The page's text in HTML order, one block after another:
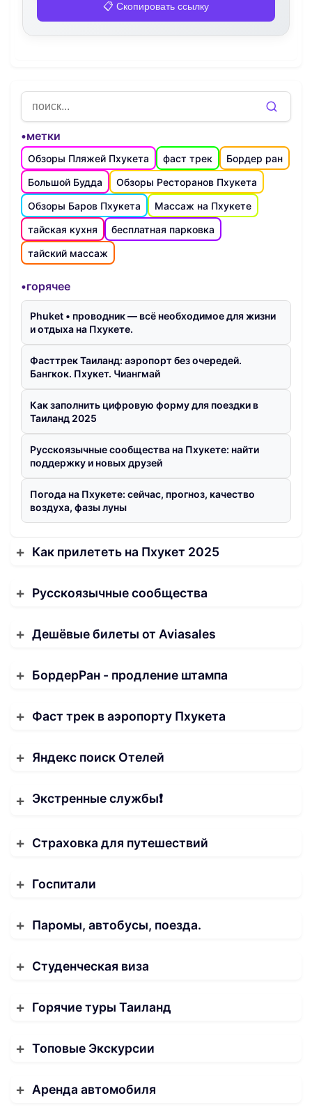
📋 Скопировать ссылку
•метки
Обзоры Пляжей Пхукета фаст трек
Бордер ран
Большой Будда
Обзоры Ресторанов Пхукета
Обзоры Баров Пхукета
Массаж на Пхукете
тайская кухня
бесплатная парковка
тайский массаж
•горячее
Phuket • проводник — всё необходимое для жизни
и отдыха на Пхукете.
Фасттрек Таиланд: аэропорт без очередей.
Бангкок. Пхукет. Чиангмай
Как заполнить цифровую форму для поездки в
Таиланд 2025
Русскоязычные сообщества на Пхукете: найти
поддержку и новых друзей
Погода на Пхукете: сейчас, прогноз, качество
воздуха, фазы луны
Как прилететь на Пхукет 2025
Русскоязычные сообщества
Дешёвые билеты от Aviasales
БордерРан - продление штампа
Фаст трек в аэропорту Пхукета
Яндекс поиск Отелей
Экстренные службы❗️
Страховка для путешествий
Госпитали
Паромы, автобусы, поезда.
Студенческая виза
Горячие туры Таиланд
Топовые Экскурсии
Аренда автомобиля